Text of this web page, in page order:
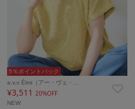
5％ポイントバック
a.v.v Élmi（アー・ヴェ・…
¥3,511 20%OFF
NEW